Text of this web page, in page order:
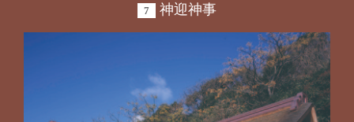
7 神迎神事